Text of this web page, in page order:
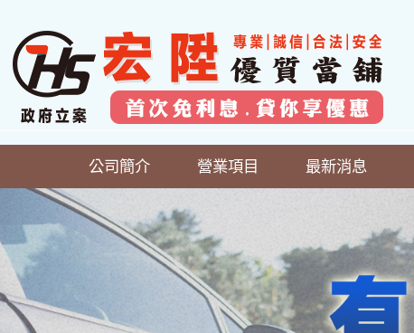
公司簡介 營業項目 最新消息